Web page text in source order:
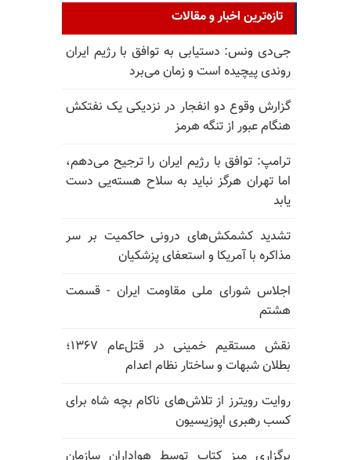
تازه‌ترین اخبار و مقالات
جی‌دی ونس: دستیابی به توافق با رژیم ایران
روندی پیچیده است و زمان می‌برد
گزارش وقوع دو انفجار در نزدیکی یک نفتکش
هنگام عبور از تنگه هرمز
ترامپ: توافق با رژیم ایران را ترجیح می‌دهم،
اما تهران هرگز نباید به سلاح هسته‌یی دست
یابد
تشدید کشمکش‌های درونی حاکمیت بر سر
مذاکره با آمریکا و استعفای پزشکیان
اجلاس شورای ملی مقاومت ایران - قسمت
هشتم
نقش مستقیم خمینی در قتل‌عام ۱۳۶۷؛
بطلان شبهات و ساختار نظام اعدام
روایت رویترز از تلاش‌های ناکام بچه شاه برای
کسب رهبری اپوزیسیون